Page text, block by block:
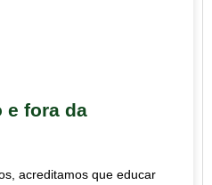
e fora da
acreditamos que educar